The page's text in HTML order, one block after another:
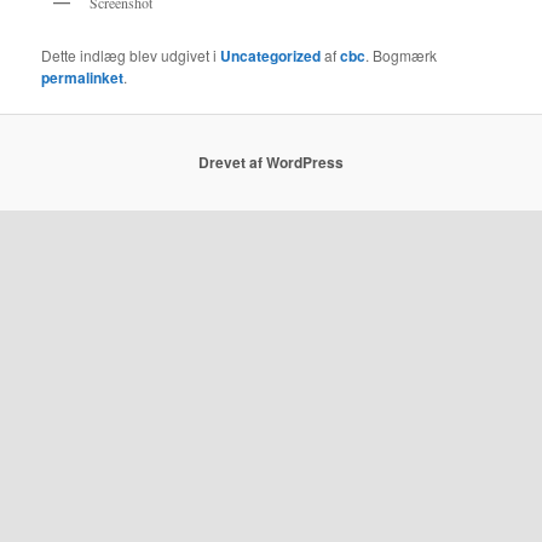
Dette indlæg blev udgivet i Uncategorizedafcbc. Bogmærk
permalinket.
Drevet af WordPress